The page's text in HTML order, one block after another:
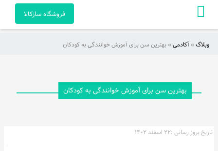
فروشگاه سازکالا
صفحه
وبلاگ» آکادمی» بهترین سن برای آموزش خوانندگی به کودکان
بهترین سن برای آموزش خوانندگی به کودکان
تاریخ بروز رسانی :۲۲ اسفند ۱۴۰۲